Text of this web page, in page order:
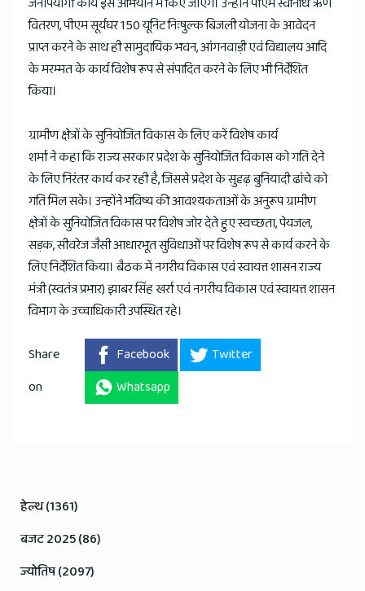
वितरण, पीएम सूर्यघर 150 यूनिट निःषुल्क बिजली योजना के आवेदन
प्राप्त करने के साथ ही सामुदायिक भवन, आंगनवाड़ी एवं विद्यालय आदि
के मरम्मत के कार्य विशेष रूप से संपादित करने के लिए भी निर्देशित
किया।
ग्रामीण क्षेत्रों के सुनियोजित विकास के लिए करें विशेष कार्य
शर्मा ने कहा कि राज्य सरकार प्रदेश के सुनियोजित विकास को गति देने
के लिए निरंतर कार्य कर रही है, जिससे प्रदेश के सुदृढ़ बुनियादी ढांचे को
गति मिल सके। उन्होंने भविष्य की आवश्यकताओं के अनुरूप ग्रामीण
क्षेत्रों के सुनियोजित विकास पर विशेष जोर देते हुए स्वच्छता, पेयजल,
सड़क, सीवरेज जैसी आधारभूत सुविधाओं पर विशेष रूप से कार्य करने के
लिए निर्देशित किया। बैठक में नगरीय विकास एवं स्वायत्त शासन राज्य
मंत्री (स्वतंत्र प्रभार) झाबर सिंह खर्रा एवं नगरीय विकास एवं स्वायत्त शासन
विभाग के उच्चाधिकारी उपस्थित रहे।
Share
on
Facebook
Twitter
Whatsapp
हेल्थ (1361)
बजट 2025 (86)
ज्योतिष (2097)